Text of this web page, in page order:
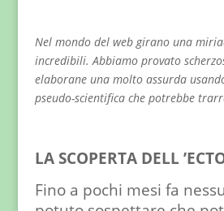
Nel mondo del web girano una
incredibili. Abbiamo provato
elaborane una molto assurda
pseudo-scientifica che potrebbe
LA SCOPERTA DELL
Fino a pochi mesi fa